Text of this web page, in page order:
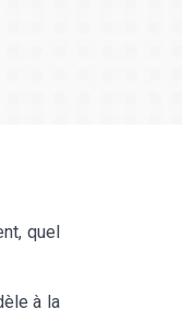
quel
à la